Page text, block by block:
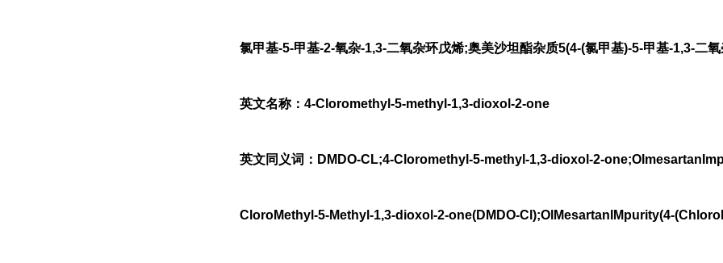
氯甲基-5-甲基-2-氧杂-1,3-二氧杂环戊烯;奥美沙坦酯杂质5(4-(氯甲基)-5-甲基-1,3-二
英文名称：4-Cloromethyl-5-methyl-1,3-dioxol-2-one
英文同义词：DMDO-CL;4-Cloromethyl-5-methyl-1,3-dioxol-2-
CloroMethyl-5-Methyl-1,3-dioxol-2-one(DMDO-Cl);OlMesartanIMpurity(4-